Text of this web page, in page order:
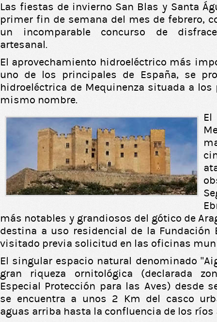
Las fiestas de invierno San Blas y Santa
primer fin de semana del mes de febrero,
un incomparable concurso de
artesanal.
El aprovechamiento hidroeléctrico más
uno de los principales de España, se
hidroeléctrica de Mequinenza situada a los
mismo nombre.
más notables y grandiosos del gótico de
destina a uso residencial de la Fundación
visitado previa solicitud en las oficinas
El singular espacio natural denominado
gran riqueza ornitológica (declarada
Especial Protección para las Aves) desde
se encuentra a unos 2 Km del casco
aguas arriba hasta la confluencia de los ríos